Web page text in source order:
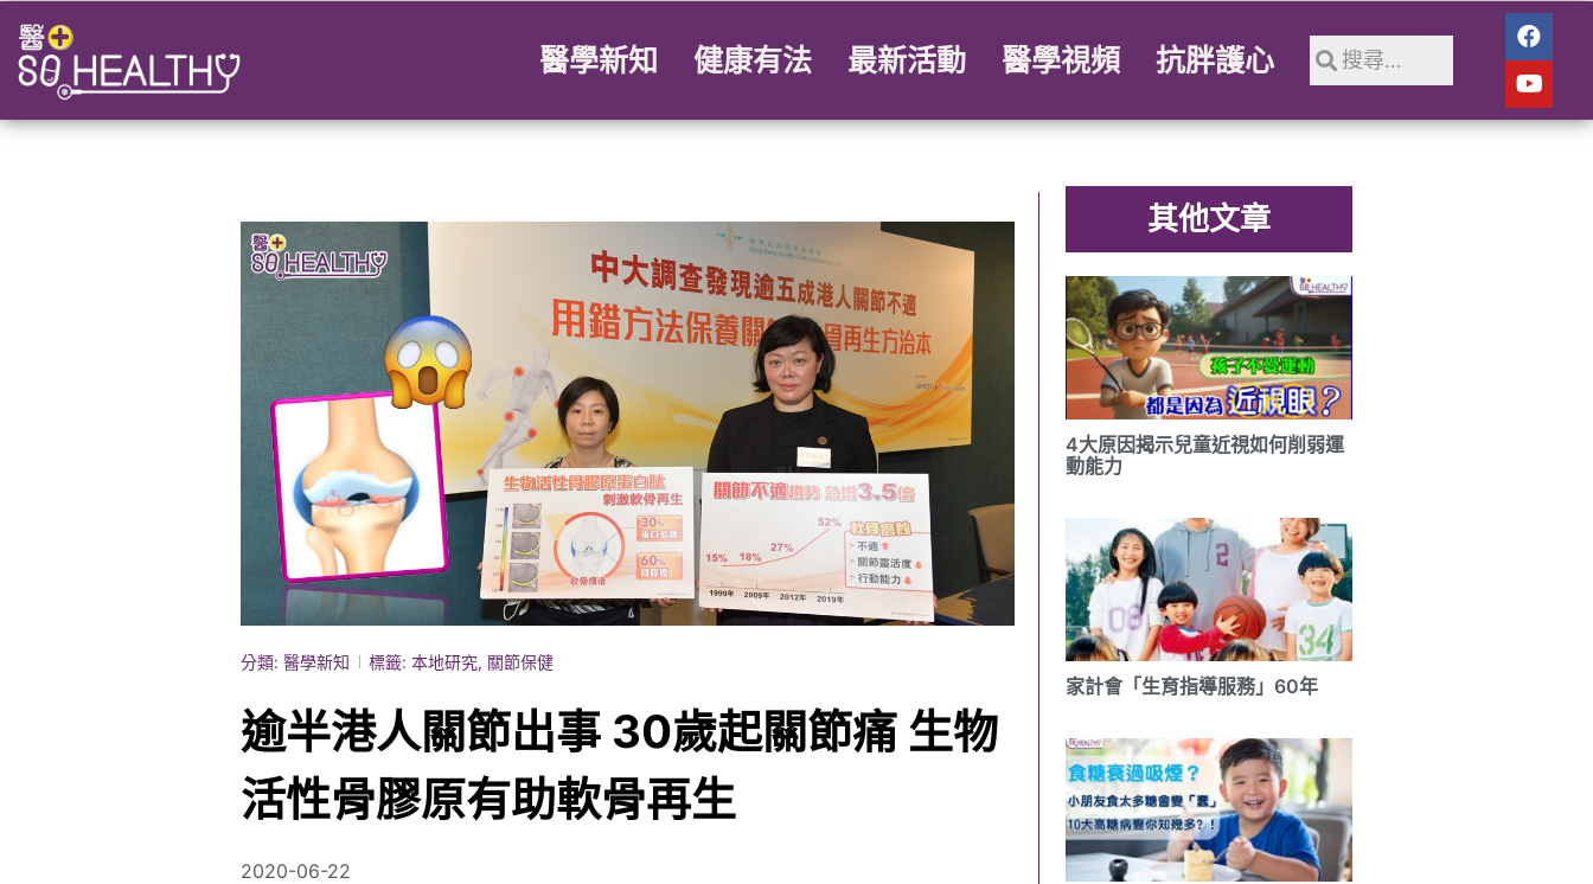
醫學新知 健康有法 最新活動 醫學視頻 抗胖護心
分類: 醫學新知 標籤: 本地研究, 關節保健
逾半港人關節出事 30歲起關節痛 生物
活性骨膠原有助軟骨再生
2020-06-22
其他文章
4大原因揭示兒童近視如何削弱運
動能力
家計會「生育指導服務」60年